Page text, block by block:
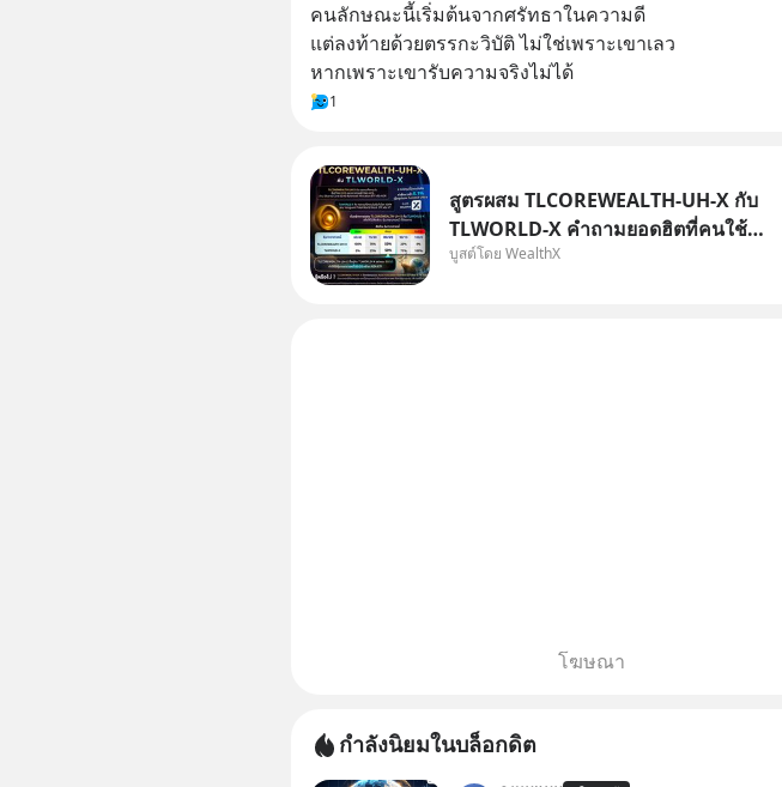
คนลักษณะนี้เริ่มต้นจากศรัทธาในความดี
แต่ลงท้ายด้วยตรรกะวิบัติ ไม่ใช่เพราะเขาเลว
หากเพราะเขารับความจริงไม่ได้
1
สูตรผสม TLCOREWEALTH-UH-X กับ
TLWORLD-X คำถามยอดฮิตที่คนใช้
WealthX ถามเข้ามา
บูสต์โดย WealthX
โฆษณา
กำลังนิยมในบล็อกดิต